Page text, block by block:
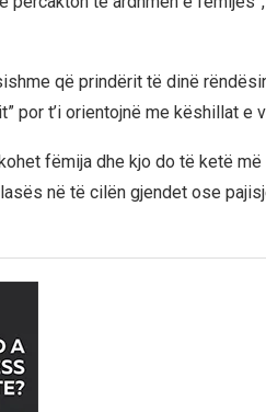
që prindërit të dinë
por t’i orientojnë me këshillat e
fëmija dhe kjo do të ketë më
në të cilën gjendet ose